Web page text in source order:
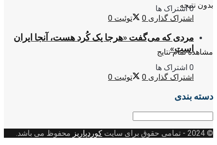
بدون نتیجه
مشاهده تمام نتایج
0 اشتراک ها
اشتراک گذاری 0 توئیت 0
مردی که می‌گفت «هرجا یک کُرد هست، آنجا ایران
است»
0 اشتراک ها
اشتراک گذاری 0 توئیت 0
دسته بندی
دسته
© 2024
- تمامی حقوق برای سایت کوردپاریز محفوظ می باشد.